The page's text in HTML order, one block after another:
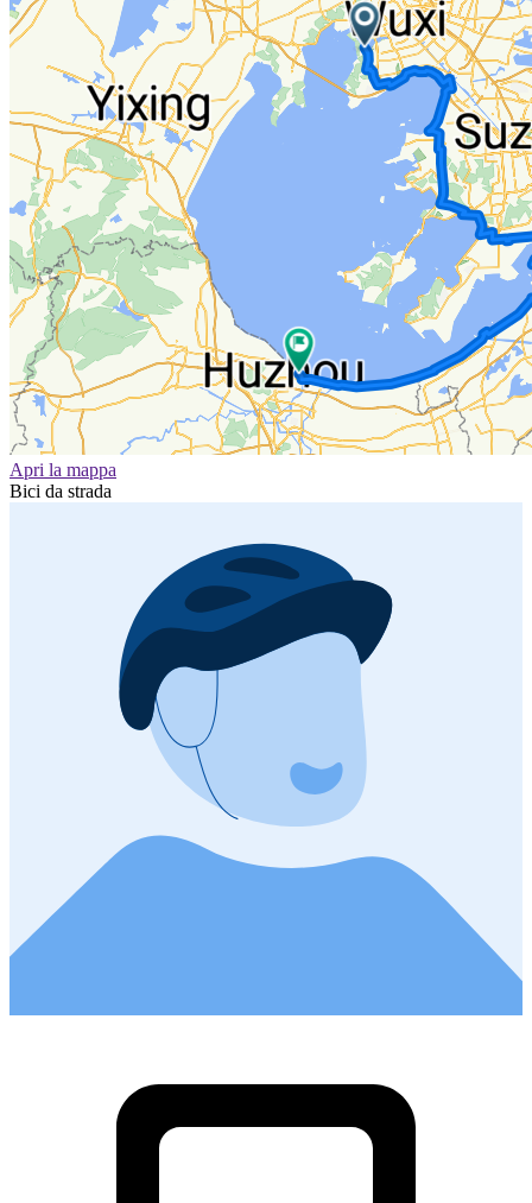
Apri la mappa
Bici da strada